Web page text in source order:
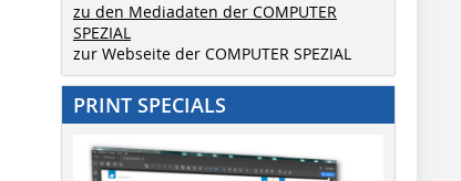
zu den Mediadaten der COMPUTER
SPEZIAL
zur Webseite der COMPUTER SPEZIAL
PRINT SPECIALS